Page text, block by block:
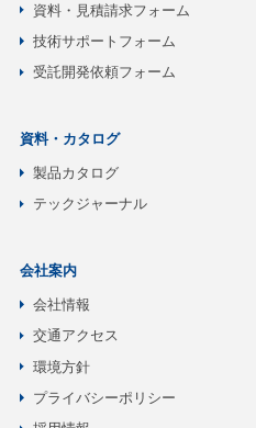
資料・見積請求フォーム
技術サポートフォーム
受託開発依頼フォーム
資料・カタログ
製品カタログ
テックジャーナル
会社案内
会社情報
交通アクセス
環境方針
プライバシーポリシー